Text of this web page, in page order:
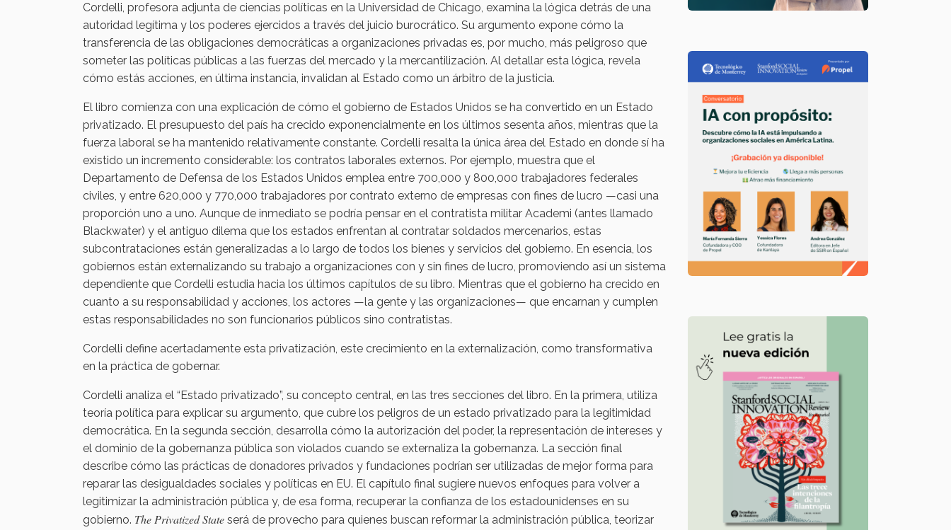
Cordelli, profesora adjunta de ciencias políticas en la Universidad de Chicago, examina la lógica detrás de una
autoridad legítima y los poderes ejercidos a través del juicio burocrático. Su argumento expone cómo la
transferencia de las obligaciones democráticas a organizaciones privadas es, por mucho, más peligroso que
someter las políticas públicas a las fuerzas del mercado y la mercantilización. Al detallar esta lógica, revela
cómo estás acciones, en última instancia, invalidan al Estado como un árbitro de la justicia.
El libro comienza con una explicación de cómo el gobierno de Estados Unidos se ha convertido en un Estado
privatizado. El presupuesto del país ha crecido exponencialmente en los últimos sesenta años, mientras que la
fuerza laboral se ha mantenido relativamente constante. Cordelli resalta la única área del Estado en donde sí ha
existido un incremento considerable: los contratos laborales externos. Por ejemplo, muestra que el
Departamento de Defensa de los Estados Unidos emplea entre 700,000 y 800,000 trabajadores federales
civiles, y entre 620,000 y 770,000 trabajadores por contrato externo de empresas con fines de lucro —casi una
proporción uno a uno. Aunque de inmediato se podría pensar en el contratista militar Academi (antes llamado
Blackwater) y el antiguo dilema que los estados enfrentan al contratar soldados mercenarios, estas
subcontrataciones están generalizadas a lo largo de todos los bienes y servicios del gobierno. En esencia, los
gobiernos están externalizando su trabajo a organizaciones con y sin fines de lucro, promoviendo así un sistema
dependiente que Cordelli estudia hacia los últimos capítulos de su libro. Mientras que el gobierno ha crecido en
cuanto a su responsabilidad y acciones, los actores —la gente y las organizaciones— que encarnan y cumplen
estas responsabilidades no son funcionarios públicos sino contratistas.
Cordelli define acertadamente esta privatización, este crecimiento en la externalización, como transformativa
en la práctica de gobernar.
Cordelli analiza el “Estado privatizado”, su concepto central, en las tres secciones del libro. En la primera, utiliza
teoría política para explicar su argumento, que cubre los peligros de un estado privatizado para la legitimidad
democrática. En la segunda sección, desarrolla cómo la autorización del poder, la representación de intereses y
el dominio de la gobernanza pública son violados cuando se externaliza la gobernanza. La sección final
describe cómo las prácticas de donadores privados y fundaciones podrían ser utilizadas de mejor forma para
reparar las desigualdades sociales y políticas en EU. El capítulo final sugiere nuevos enfoques para volver a
legitimizar la administración pública y, de esa forma, recuperar la confianza de los estadounidenses en su
gobierno. The Privatized State será de provecho para quienes buscan reformar la administración pública, teorizar